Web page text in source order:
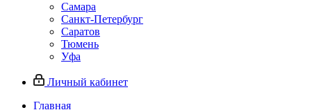
Самара
Санкт-Петербург
Саратов
Тюмень
Уфа
Личный кабинет
Главная